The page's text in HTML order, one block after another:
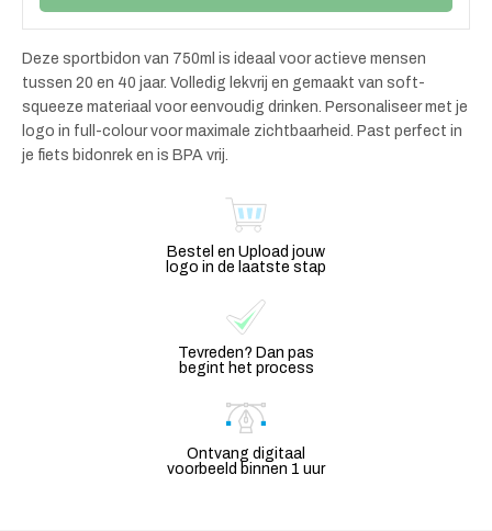
Deze sportbidon van 750ml is ideaal voor actieve mensen
tussen 20 en 40 jaar. Volledig lekvrij en gemaakt van soft-
squeeze materiaal voor eenvoudig drinken. Personaliseer met je
logo in full-colour voor maximale zichtbaarheid. Past perfect in
je fiets bidonrek en is BPA vrij.
Bestel en Upload jouw
logo in de laatste stap
Tevreden? Dan pas
begint het process
Ontvang digitaal
voorbeeld binnen 1 uur